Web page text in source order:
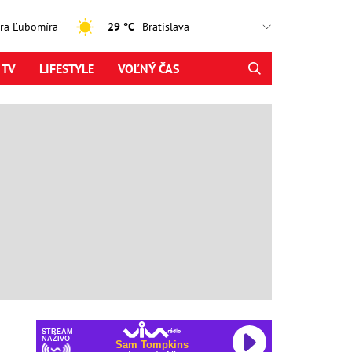
Ľubomíra 29 °C
LIFESTYLE VOĽNÝ ČAS
STREAM
NAŽIVO
Sam Tompkins